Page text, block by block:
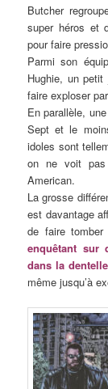
Butcher
super héros et
pour faire
Parmi son
Hughie, un
faire exploser
En parallèle,
Sept et le
idoles sont
on ne voit pas
American.
La grosse
est davantage
de faire
enquêtant sur
dans la
même jusqu’à